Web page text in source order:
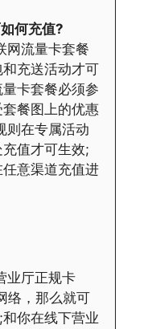
何充值?
网流量卡套餐
充送活动才可
卡套餐必须参
餐图上的优惠
则在专属活动
值才可生效;
意渠道充值进
业厅正规卡
络，那么就可
你在线下营业